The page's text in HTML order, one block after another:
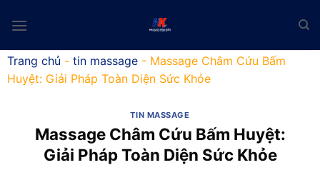
Trang chủ - tin massage - Massage Châm Cứu Bấm
Huyệt: Giải Pháp Toàn Diện Sức Khỏe
TIN MASSAGE
Massage Châm Cứu Bấm Huyệt:
Giải Pháp Toàn Diện Sức Khỏe